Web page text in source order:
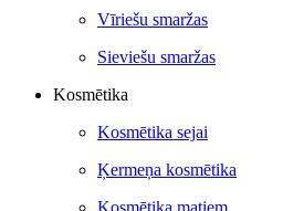
Vīriešu smaržas
Sieviešu smaržas
Kosmētika
Kosmētika sejai
Ķermeņa kosmētika
Kosmētika matiem